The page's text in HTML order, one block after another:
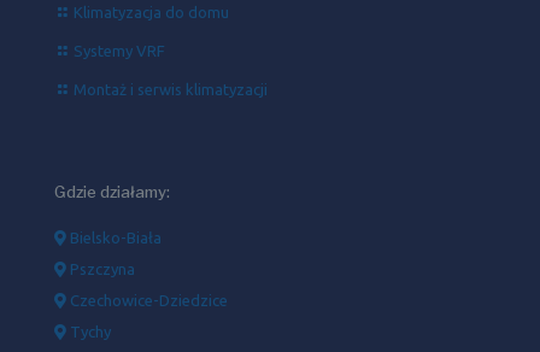
Klimatyzacja do domu
Systemy VRF
Montaż i serwis klimatyzacji
Gdzie działamy:
Bielsko-Biała
Pszczyna
Czechowice-Dziedzice
Tychy